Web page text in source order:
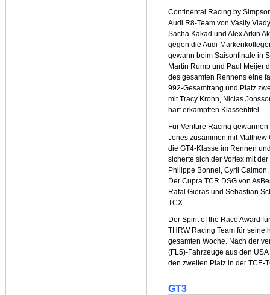
Continental Racing by
Audi R8-Team von Vasily
Sacha Kakad und Alex Arkin
gegen die Audi-
gewann beim Saisonfinale in
Martin Rump und Paul Meijer
des gesamten Rennens eine
992-Gesamtrang und Platz
mit Tracy Krohn, Niclas
hart erkämpften Klassentitel.
Für Venture Racing
Jones zusammen mit
die GT4-Klasse im Rennen
sicherte sich der Vortex mit
Philippe Bonnel, Cyril
Der Cupra TCR DSG von
Rafal Gieras und Sebastian
TCX.
Der Spirit of the Race Award
THRW Racing Team für
gesamten Woche. Nach der
(FL5)-Fahrzeuge aus den
den zweiten Platz in der TCE-
GT3